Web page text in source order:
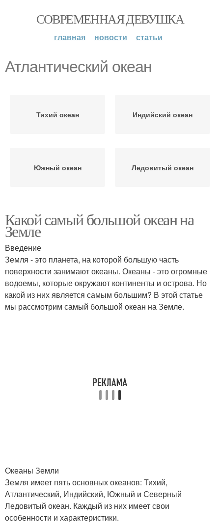
СОВРЕМЕННАЯ ДЕВУШКА
главная новости статьи
Атлантический океан
Тихий океан Индийский океан
Южный океан Ледовитый океан
Какой самый большой океан на
Земле
Введение
Земля - это планета, на которой большую часть
поверхности занимают океаны. Океаны - это огромные
водоемы, которые окружают континенты и острова. Но
какой из них является самым большим? В этой статье
мы рассмотрим самый большой океан на Земле.
Океаны Земли
Земля имеет пять основных океанов: Тихий,
Атлантический, Индийский, Южный и Северный
Ледовитый океан. Каждый из них имеет свои
особенности и характеристики.